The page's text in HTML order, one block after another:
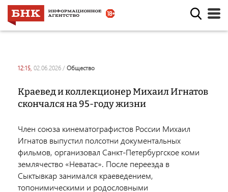
12:15, 02.06.2026 / общество
Краевед и коллекционер Михаил Игнатов
скончался на 95-году жизни
Член союза кинематографистов России Михаил
Игнатов выпустил полсотни документальных
фильмов, организовал Санкт-Петербургское коми
землячество «Неватас». После переезда в
Сыктывкар занимался краеведением,
топонимическими и родословными